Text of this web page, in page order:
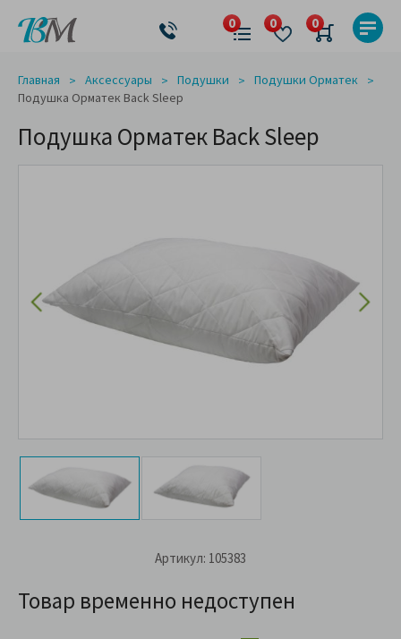
Главная Аксессуары Подушки
Подушки Орматек
Подушка Орматек Back Sleep
Подушка Орматек Back Sleep
Артикул: 105383
Товар временно недоступен